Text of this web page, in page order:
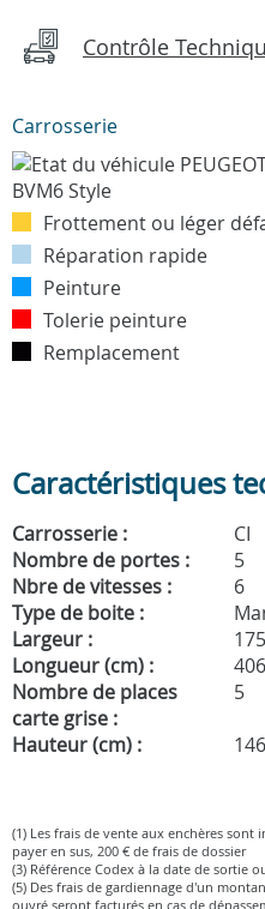
Contrôle
Carrosserie
Frottement ou léger
Réparation rapide
Peinture
Tolerie peinture
Remplacement
Caractéristiques
Carrosserie :
CI
Nombre de portes :
5
Nbre de vitesses :
6
Type de boite :
Largeur :
175
Longueur (cm) :
406
Nombre de places
carte grise :
5
Hauteur (cm) :
146
(1) Les frais de vente aux enchères sont
payer en sus, 200 € de frais de dossier
(3) Référence Codex à la date de sortie
(5) Des frais de gardiennage d'un
ouvré seront facturés en cas de